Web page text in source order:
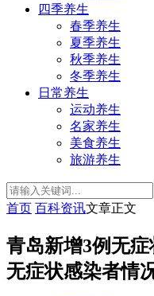
四季养生
春季养生
夏季养生
秋季养生
冬季养生
日常养生
运动养生
名家养生
美食养生
旅游养生
首页 百科资讯文章正文
青岛新增3例无
无症状感染者情